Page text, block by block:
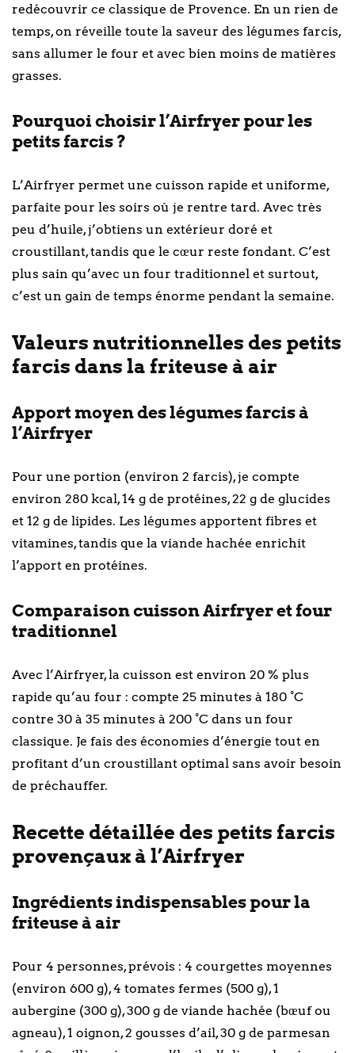
redécouvrir ce classique de Provence. En un rien de
temps, on réveille toute la saveur des légumes farcis,
sans allumer le four et avec bien moins de matières
grasses.
Pourquoi choisir l’Airfryer pour les
petits farcis ?
L’Airfryer permet une cuisson rapide et uniforme,
parfaite pour les soirs où je rentre tard. Avec très
peu d’huile, j’obtiens un extérieur doré et
croustillant, tandis que le cœur reste fondant. C’est
plus sain qu’avec un four traditionnel et surtout,
c’est un gain de temps énorme pendant la semaine.
Valeurs nutritionnelles des petits
farcis dans la friteuse à air
Apport moyen des légumes farcis à
l’Airfryer
Pour une portion (environ 2 farcis), je compte
environ 280 kcal, 14 g de protéines, 22 g de glucides
et 12 g de lipides. Les légumes apportent fibres et
vitamines, tandis que la viande hachée enrichit
l’apport en protéines.
Comparaison cuisson Airfryer et four
traditionnel
Avec l’Airfryer, la cuisson est environ 20 % plus
rapide qu’au four : compte 25 minutes à 180 °C
contre 30 à 35 minutes à 200 °C dans un four
classique. Je fais des économies d’énergie tout en
profitant d’un croustillant optimal sans avoir besoin
de préchauffer.
Recette détaillée des petits farcis
provençaux à l’Airfryer
Ingrédients indispensables pour la
friteuse à air
Pour 4 personnes, prévois : 4 courgettes moyennes
(environ 600 g), 4 tomates fermes (500 g), 1
aubergine (300 g), 300 g de viande hachée (bœuf ou
agneau), 1 oignon, 2 gousses d’ail, 30 g de parmesan